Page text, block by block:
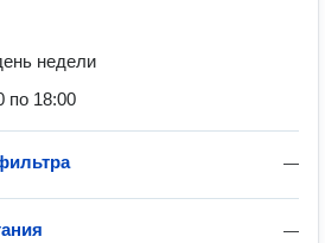
недели
по 18:00
—
—